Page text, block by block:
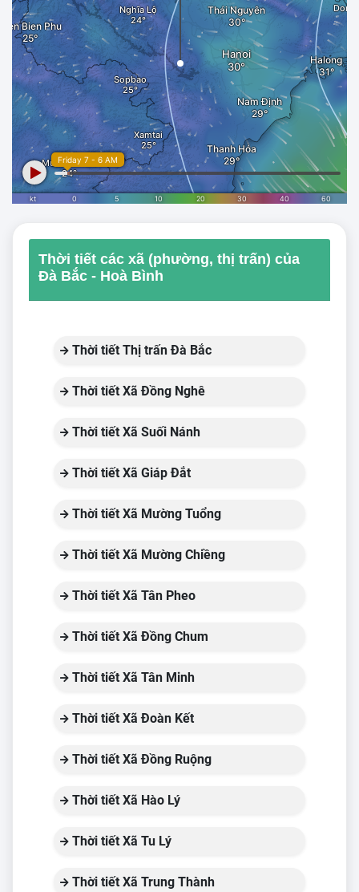
Thời tiết các xã (phường, thị trấn) của
Đà Bắc - Hoà Bình
Thời tiết Thị trấn Đà Bắc
Thời tiết Xã Đồng Nghê
Thời tiết Xã Suối Nánh
Thời tiết Xã Giáp Đắt
Thời tiết Xã Mường Tuổng
Thời tiết Xã Mường Chiềng
Thời tiết Xã Tân Pheo
Thời tiết Xã Đồng Chum
Thời tiết Xã Tân Minh
Thời tiết Xã Đoàn Kết
Thời tiết Xã Đồng Ruộng
Thời tiết Xã Hào Lý
Thời tiết Xã Tu Lý
Thời tiết Xã Trung Thành